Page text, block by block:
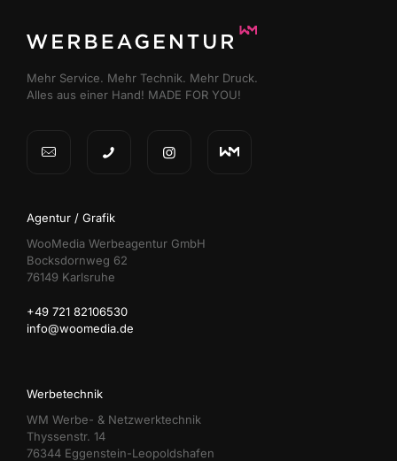
Mehr Service. Mehr Technik. Mehr Druck.
Alles aus einer Hand! MADE FOR YOU!
Agentur / Grafik
WooMedia Werbeagentur GmbH
Bocksdornweg 62
76149 Karlsruhe
+49 721 82106530
info@woomedia.de
Werbetechnik
WM Werbe- & Netzwerktechnik
Thyssenstr. 14
76344 Eggenstein-Leopoldshafen